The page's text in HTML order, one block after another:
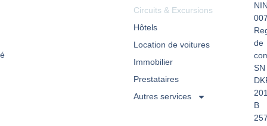
Circuits & Excursions
Hôtels
Location de voitures
Immobilier
Prestataires
Autres services
de
SN
B